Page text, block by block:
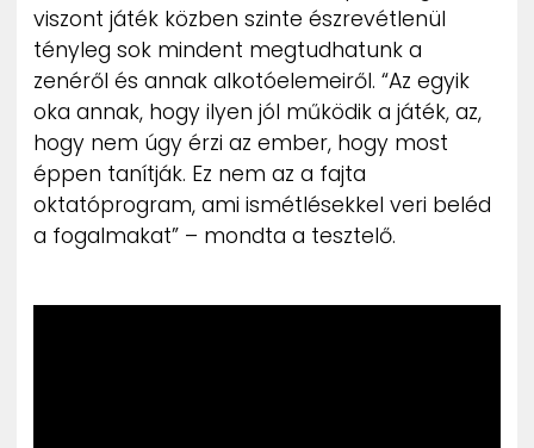
viszont játék közben szinte észrevétlenül
tényleg sok mindent megtudhatunk a
zenéről és annak alkotóelemeiről. “Az egyik
oka annak, hogy ilyen jól működik a játék, az,
hogy nem úgy érzi az ember, hogy most
éppen tanítják. Ez nem az a fajta
oktatóprogram, ami ismétlésekkel veri beléd
a fogalmakat” – mondta a tesztelő.